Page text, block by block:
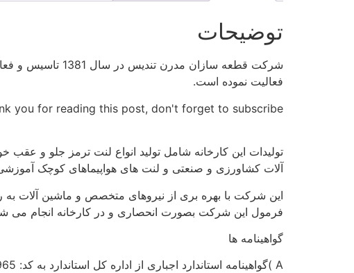
توضیحات
فعالیت نموده است.
you for reading this post, don't forget to subscribe!
تولیدات این کارخانه شامل تولید انواع لنت ترمز جلو و
آلات کشاورزی و صنعتی و لنت های هواپیماهای کوچک
این شرکت با بهره بری از نیروهای متخصص و ماشین آلات به
فرمول این شرکت بصورت انحصاری و در کارخانه انجام می شود.
گواهینامه ها
A )گواهینامه استاندارد اجباری از اداره کل استاندارد به کد: 7670481965